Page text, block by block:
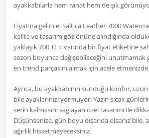
ayakkabılarla hem rahat hem de şık
Fiyatına gelince, Saltica Leather 7000
kalite ve tasarım göz önüne alındığında
yaklaşık 700 TL civarında bir fiyat etiketine
sezon boyunca değişebileceğini unutmamak
en trend parçasını almak için acele
Ayrıca, bu ayakkabının sunduğu konfor,
bile ayaklarınızı yormuyor. Yazın sıcak
serin kalmasını sağlayan özel tasarımı ile
Düşünsenize, gün boyu dışarıda olsanız bile,
ağırlık hissetmeyeceksiniz.